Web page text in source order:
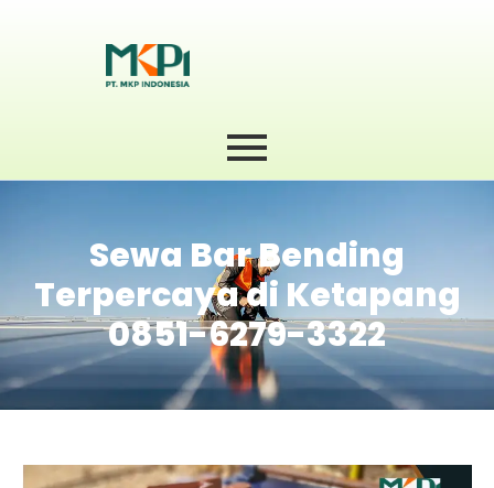
Sewa Bar Bending
Terpercaya di Ketapang
0851-6279-3322